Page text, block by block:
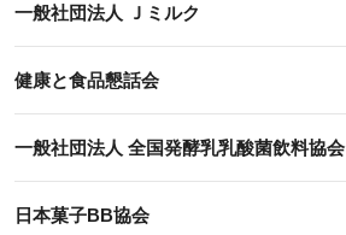
一般社団法人 Ｊミルク
健康と食品懇話会
一般社団法人 全国発酵乳乳酸菌飲料協会
日本菓子BB協会